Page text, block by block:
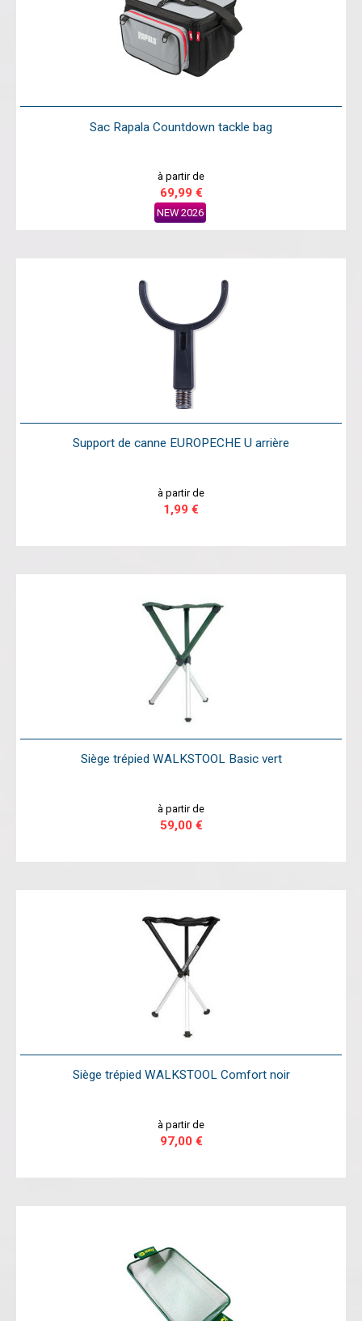
Sac Rapala Countdown tackle bag
à partir de
69,99 €
NEW 2026
Support de canne EUROPECHE U arrière
à partir de
1,99 €
Siège trépied WALKSTOOL Basic vert
à partir de
59,00 €
Siège trépied WALKSTOOL Comfort noir
à partir de
97,00 €